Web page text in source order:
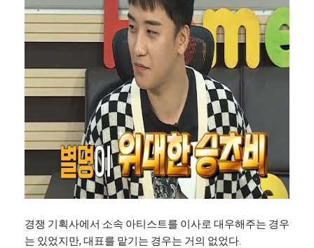
경쟁 기획사에서 소속 아티스트를 이사로 대우해주는 경우
는 있었지만, 대표를 맡기는 경우는 거의 없었다.